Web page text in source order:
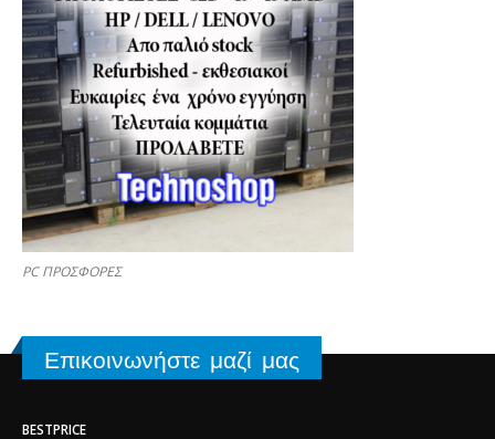
PC ΠΡΟΣΦΟΡΕΣ
Επικοινωνήστε μαζί μας
BESTPRICE